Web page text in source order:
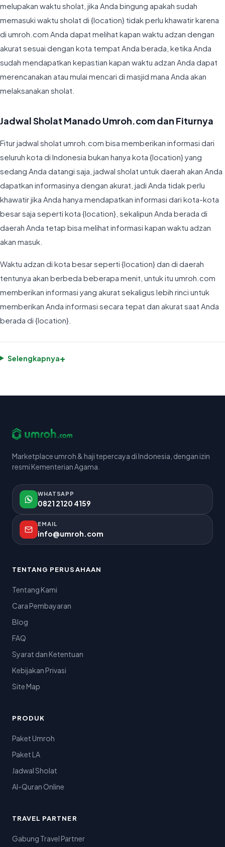
melupakan waktu sholat, jika Anda bingung apakah sudah
memasuki waktu sholat di {location} tidak perlu khawatir karena
di umroh.com Anda dapat melihat kapan waktu adzan dengan
akurat sesuai dengan kota tempat Anda berada, ketika Anda
sudah mendapatkan kepastian kapan waktu adzan Anda dapat
merencanakan atau mulai mencari di masjid mana Anda akan
melaksanakan sholat.
Jadwal Sholat Manado Umroh.com dan Fiturnya
Fitur jadwal sholat umroh.com bisa memberikan informasi dari
seluruh kota di Indonesia bukan hanya kota {location} yang
sedang Anda datangi saja, jadwal sholat untuk daerah akan Anda
dapatkan informasinya dengan akurat, jadi Anda tidak perlu
khawatir jika Anda hanya mendapatkan informasi dari kota-kota
besar saja seperti kota {location}, sekalipun Anda berada di
daerah Anda tetap bisa melihat informasi kapan waktu adzan
akan masuk.
Waktu adzan di kota besar seperti {location} dan di daerah
tentunya akan berbeda beberapa menit, untuk itu umroh.com
memberikan informasi yang akurat sekaligus lebih rinci untuk
memberikan Anda informasi secara tepat dan akurat saat Anda
berada di {location}.
Selengkapnya+
Marketplace umroh & haji tepercaya di Indonesia, dengan izin
resmi Kementerian Agama.
WHATSAPP
0821 2120 4159
EMAIL
info@umroh.com
TENTANG PERUSAHAAN
Tentang Kami
Cara Pembayaran
Blog
FAQ
Syarat dan Ketentuan
Kebijakan Privasi
Site Map
PRODUK
Paket Umroh
Paket LA
Jadwal Sholat
Al-Quran Online
TRAVEL PARTNER
Gabung Travel Partner